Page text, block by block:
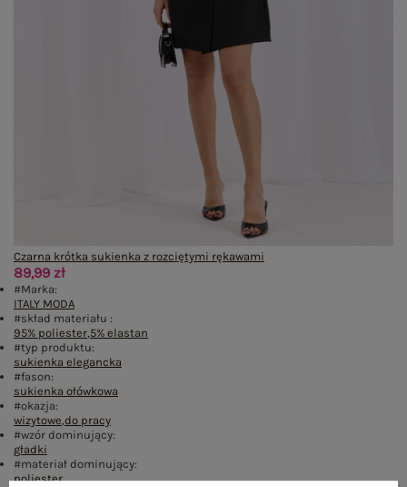
Czarna krótka sukienka z rozciętymi rękawami
89,99 zł
#Marka:
ITALY MODA
#skład materiału :
95% poliester,5% elastan
#typ produktu:
sukienka elegancka
#fason:
sukienka ołówkowa
#okazja:
wizytowe,do pracy
#wzór dominujący:
gładki
#materiał dominujący:
poliester